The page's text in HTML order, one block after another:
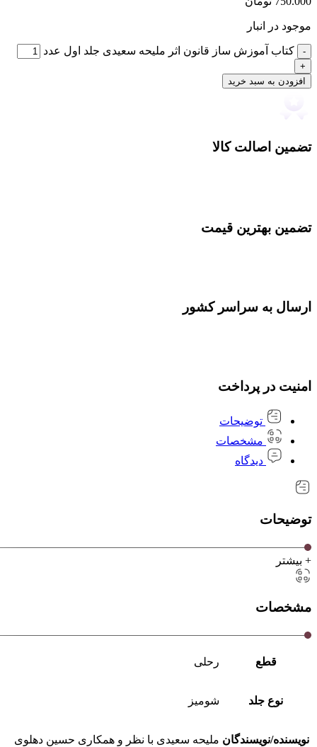
موجود در انبار
کتاب آموزش ساز قانون اثر ملیحه سعیدی جلد اول عدد
افزودن به سبد خرید
تضمین اصالت کالا
تضمین بهترین قیمت
ارسال به سراسر کشور
امنیت در پرداخت
توضیحات
مشخصات
دیدگاه
توضیحات
+ بیشتر
مشخصات
قطع رحلی
نوع جلد شومیز
نویسنده/نویسندگان ملیحه سعیدی با نظر و همکاری حسین دهلوی